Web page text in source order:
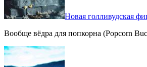
Новая голливудская
Вообще вёдра для попкорна (Popcorn